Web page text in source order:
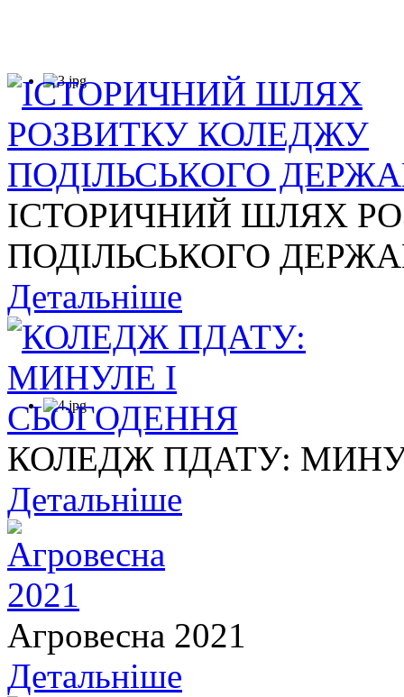
ІСТОРИЧНИЙ ШЛЯХ
ПОДІЛЬСЬКОГО
Детальніше
КОЛЕДЖ ПДАТУ:
Детальніше
Агровесна 2021
Детальніше